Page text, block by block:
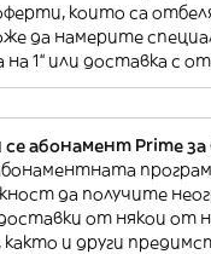
които са
да намерите
на 1“ или доставка с
се абонамент Prime за
да получите
от някои от
и други